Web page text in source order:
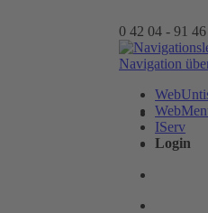
0 42 04 - 91
Navigation
IServ
Login